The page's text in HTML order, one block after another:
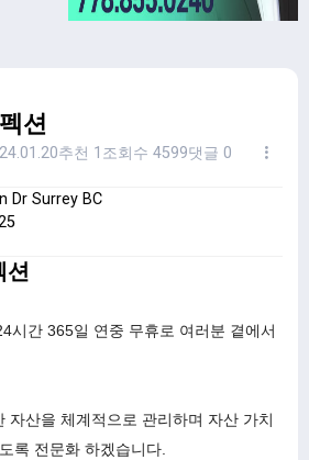
션
추천 1 조회수 4599댓글 0
Dr Surrey BC
션
시간 365일 연중 무휴로 여러분 곁에서
자산을 체계적으로 관리하며 자산 가치
록 전문화 하겠습니다.